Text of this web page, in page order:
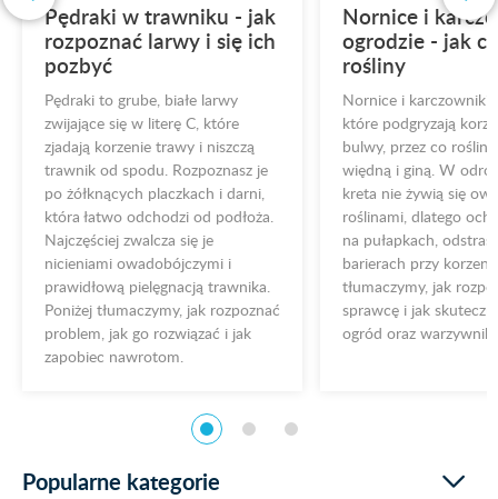
Nornice i karczowniki w
ogrodzie - jak chronić
rośliny
Nornice i karczowniki to gryzonie,
które podgryzają korzenie, cebule i
bulwy, przez co rośliny nagle
więdną i giną. W odróżnieniu od
kreta nie żywią się owadami, lecz
roślinami, dlatego ochrona polega
na pułapkach, odstraszaczach i
barierach przy korzeniach. Poniżej
tłumaczymy, jak rozpoznać
sprawcę i jak skutecznie chronić
ogród oraz warzywnik.
Komar
czy musimy
Komar tygrysi to
inwazyjny, który
czarno-białych
aktywności w
budzi nie samo
że może
Polsce pojawiają
doniesienia o
ochrona przed
jak przed
Poniżej
rozpoznać i jak
Popularne kategorie